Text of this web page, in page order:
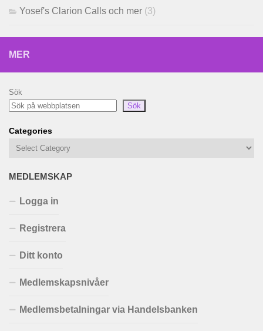
Yosef's Clarion Calls och mer (3)
MER
Sök
Sök
Categories
MEDLEMSKAP
Logga in
Registrera
Ditt konto
Medlemskapsnivåer
Medlemsbetalningar via Handelsbanken